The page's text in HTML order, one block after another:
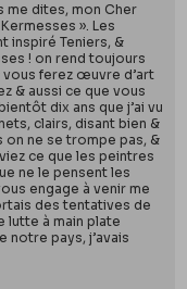
me dites, mon Cher
». Les
inspiré Teniers, &
! on rend toujours
vous ferez œuvre d’art
& aussi ce que vous
dix ans que j’ai vu
clairs, disant bien &
on ne se trompe pas, &
ce que les peintres
ne le pensent les
engage à venir me
des tentatives de
lutte à main plate
notre pays, j’avais